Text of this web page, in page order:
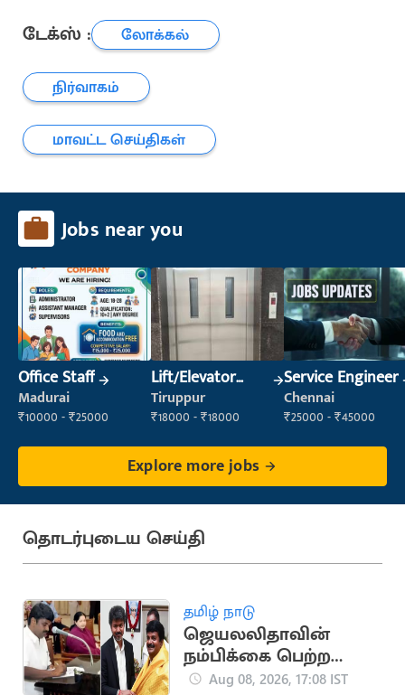
டேக்ஸ் :
லோக்கல்
நிர்வாகம்
மாவட்ட செய்திகள்
Jobs near you
Office Staff
Madurai
₹10000 - ₹25000
Lift/Elevator
Technician
Tiruppur
₹18000 - ₹18000
Service Engineer
Chennai
₹25000 - ₹45000
Explore more jobs
தொடர்புடைய செய்தி
தமிழ் நாடு
ஜெயலலிதாவின்
நம்பிக்கை பெற்ற
சி.விஜயபாஸ்கர்..
Aug 08, 2026, 17:08 IST